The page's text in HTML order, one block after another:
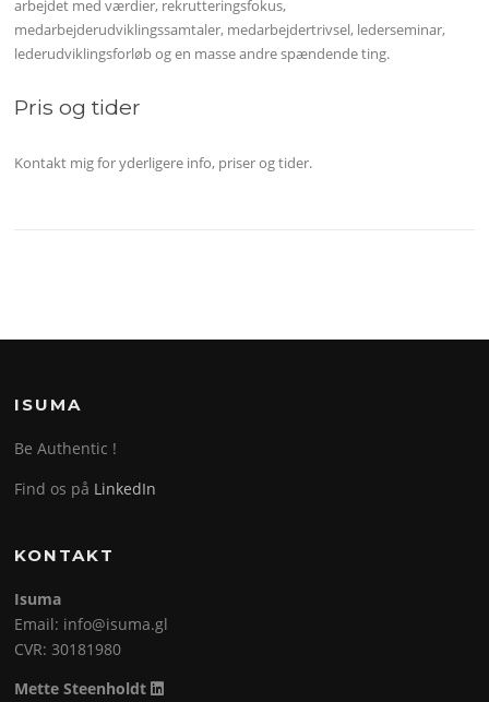
arbejdet med værdier, rekrutteringsfokus,
medarbejderudviklingssamtaler, medarbejdertrivsel, lederseminar,
lederudviklingsforløb og en masse andre spændende ting.
Pris og tider
Kontakt mig for yderligere info, priser og tider.
ISUMA
Be Authentic !
Find os på LinkedIn
KONTAKT
Isuma
Email: info@isuma.gl
CVR: 30181980
Mette Steenholdt